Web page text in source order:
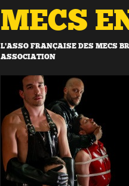
MECS
L'ASSO FRANÇAISE DES MECS
ASSOCIATION